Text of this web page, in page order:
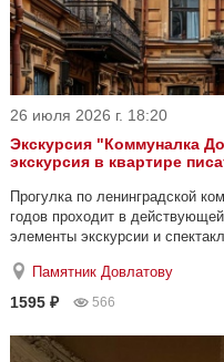
26 июля 2026 г. 18:20
Экскурсия "Коммуналка
экскурсия в квартире
Прогулка по ленинградской
годов проходит в
элементы экскурсии и
Памятник Довлатову
1595 ₽ 566